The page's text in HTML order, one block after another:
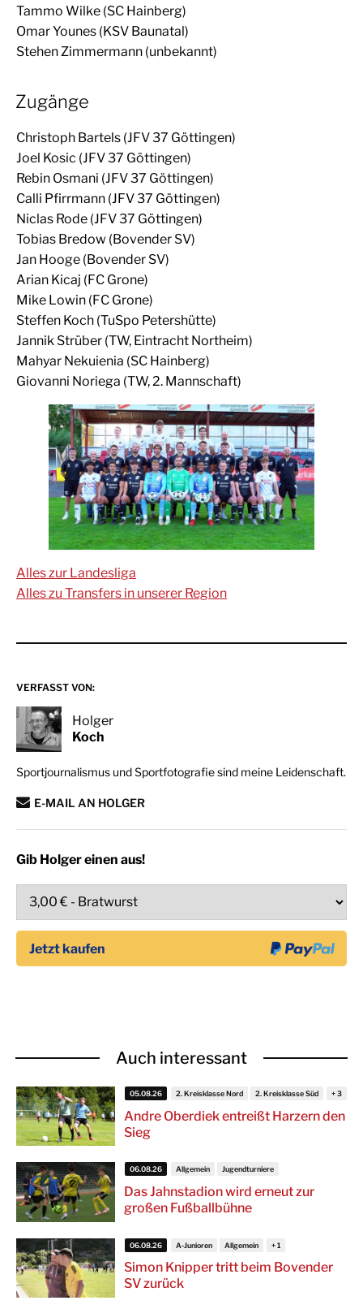
Tammo Wilke (SC Hainberg)
Omar Younes (KSV Baunatal)
Stehen Zimmermann (unbekannt)
Zugänge
Christoph Bartels (JFV 37 Göttingen)
Joel Kosic (JFV 37 Göttingen)
Rebin Osmani (JFV 37 Göttingen)
Calli Pfirrmann (JFV 37 Göttingen)
Niclas Rode (JFV 37 Göttingen)
Tobias Bredow (Bovender SV)
Jan Hooge (Bovender SV)
Arian Kicaj (FC Grone)
Mike Lowin (FC Grone)
Steffen Koch (TuSpo Petershütte)
Jannik Strüber (TW, Eintracht Northeim)
Mahyar Nekuienia (SC Hainberg)
Giovanni Noriega (TW, 2. Mannschaft)
Alles zur Landesliga
Alles zu Transfers in unserer Region
VERFASST VON:
Holger
Koch
Sportjournalismus und Sportfotografie sind meine Leidenschaft.
E-MAIL AN HOLGER
Gib Holger einen aus!
Auch interessant
Andre Oberdiek entreißt Harzern den
Sieg
05.08.26 2. Kreisklasse Nord 2. Kreisklasse Süd
Das Jahnstadion wird erneut zur
großen Fußballbühne
06.08.26 Allgemein Jugendturniere
Simon Knipper tritt beim Bovender
SV zurück
06.08.26 A-Junioren Allgemein